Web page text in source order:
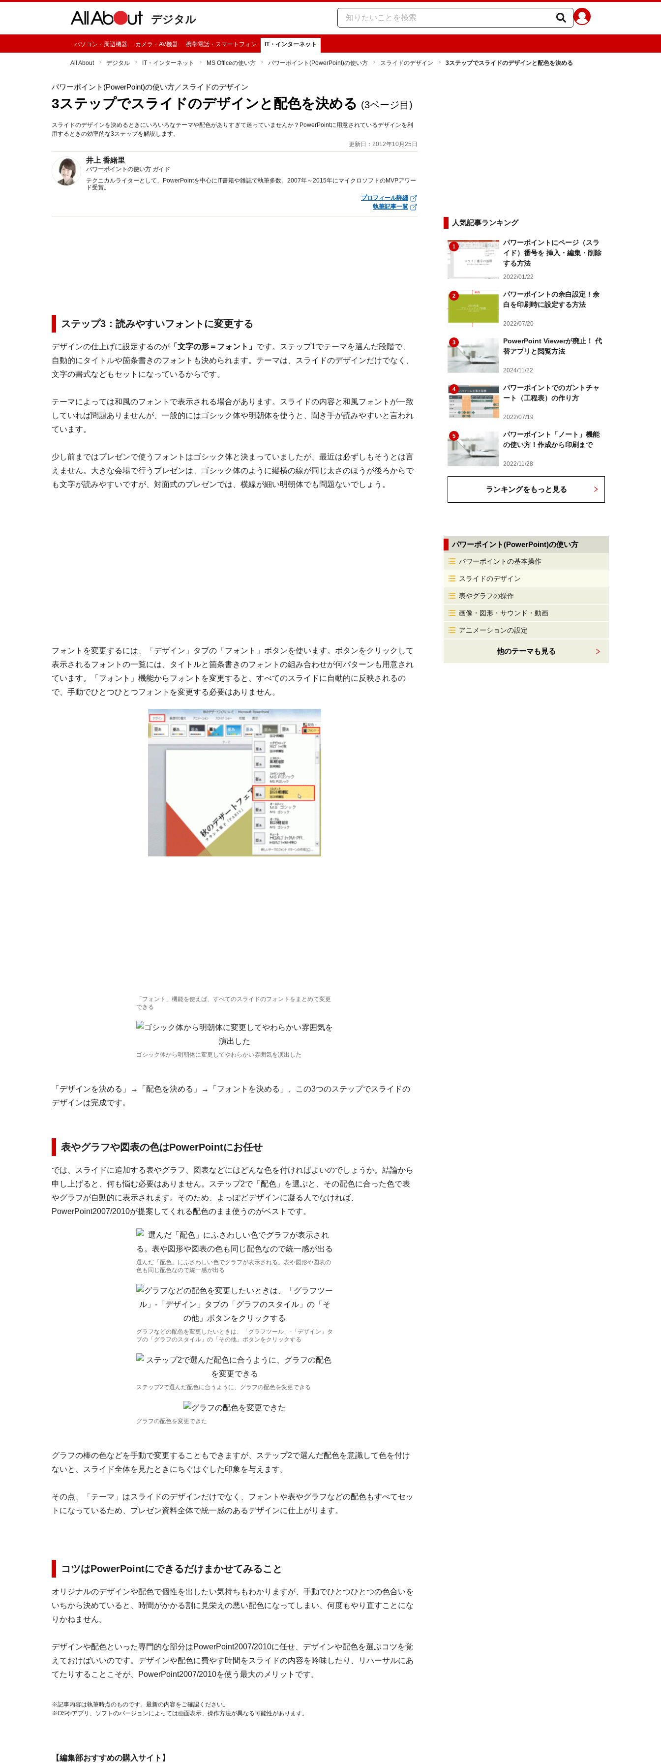
デジタル
パソコン・周辺機器 カメラ・AV機器 携帯電話・スマートフォン IT・インターネット
All About デジタル IT・インターネット MS Officeの使い方 パワーポイント(PowerPoint)の使い方 スライドのデザイン 3ステップでスライドのデザインと配色を決める
パワーポイント(PowerPoint)の使い方／スライドのデザイン
3ステップでスライドのデザインと配色を決める (3ページ目)
スライドのデザインを決めるときにいろいろなテーマや配色がありすぎて迷っていませんか？PowerPointに用意されているデザインを利
用するときの効率的な3ステップを解説します。
更新日：2012年10月25日
井上 香緒里
パワーポイントの使い方 ガイド
テクニカルライターとして、PowerPointを中心にIT書籍や雑誌で執筆多数。2007年～2015年にマイクロソフトのMVPアワー
ド受賞。
プロフィール詳細
執筆記事一覧
ステップ3：読みやすいフォントに変更する
デザインの仕上げに設定するのが 「文字の形＝フォント」 です。ステップ1でテーマを選んだ段階で、
自動的にタイトルや箇条書きのフォントも決められます。テーマは、スライドのデザインだけでなく、
文字の書式などもセットになっているからです。
テーマによっては和風のフォントで表示される場合があります。スライドの内容と和風フォントが一致
していれば問題ありませんが、一般的にはゴシック体や明朝体を使うと、聞き手が読みやすいと言われ
ています。
少し前まではプレゼンで使うフォントはゴシック体と決まっていましたが、最近は必ずしもそうとは言
えません。大きな会場で行うプレゼンは、ゴシック体のように縦横の線が同じ太さのほうが後ろからで
も文字が読みやすいですが、対面式のプレゼンでは、横線が細い明朝体でも問題ないでしょう。
フォントを変更するには、「デザイン」タブの「フォント」ボタンを使います。ボタンをクリックして
表示されるフォントの一覧には、タイトルと箇条書きのフォントの組み合わせが何パターンも用意され
ています。「フォント」機能からフォントを変更すると、すべてのスライドに自動的に反映されるの
で、手動でひとつひとつフォントを変更する必要はありません。
「フォント」機能を使えば、すべてのスライドのフォントをまとめて変更
できる
ゴシック体から明朝体に変更してやわらかい雰囲気を演出した
「デザインを決める」→「配色を決める」→「フォントを決める」、この3つのステップでスライドの
デザインは完成です。
表やグラフや図表の色はPowerPointにお任せ
では、スライドに追加する表やグラフ、図表などにはどんな色を付ければよいのでしょうか。結論から
申し上げると、何も悩む必要はありません。ステップ2で「配色」を選ぶと、その配色に合った色で表
やグラフが自動的に表示されます。そのため、よっぽどデザインに凝る人でなければ、
PowerPoint2007/2010が提案してくれる配色のまま使うのがベストです。
選んだ「配色」にふさわしい色でグラフが表示される。表や図形や図表の
色も同じ配色なので統一感が出る
グラフなどの配色を変更したいときは、「グラフツール」-「デザイン」タ
ブの「グラフのスタイル」の「その他」ボタンをクリックする
ステップ2で選んだ配色に合うように、グラフの配色を変更できる
グラフの配色を変更できた
グラフの棒の色などを手動で変更することもできますが、ステップ2で選んだ配色を意識して色を付け
ないと、スライド全体を見たときにちぐはぐした印象を与えます。
その点、「テーマ」はスライドのデザインだけでなく、フォントや表やグラフなどの配色もすべてセッ
トになっているため、プレゼン資料全体で統一感のあるデザインに仕上がります。
コツはPowerPointにできるだけまかせてみること
オリジナルのデザインや配色で個性を出したい気持ちもわかりますが、手動でひとつひとつの色合いを
いちから決めていると、時間がかかる割に見栄えの悪い配色になってしまい、何度もやり直すことにな
りかねません。
デザインや配色といった専門的な部分はPowerPoint2007/2010に任せ、デザインや配色を選ぶコツを覚
えておけばいいのです。デザインや配色に費やす時間をスライドの内容を吟味したり、リハーサルにあ
てたりすることこそが、PowerPoint2007/2010を使う最大のメリットです。
※記事内容は執筆時点のものです。最新の内容をご確認ください。
※OSやアプリ、ソフトのバージョンによっては画面表示、操作方法が異なる可能性があります。
【編集部おすすめの購入サイト】
人気記事ランキング
1
パワーポイントにページ（スラ
イド）番号を 挿入・編集・削除
する方法
2022/01/22
2
パワーポイントの余白設定！余
白を印刷時に設定する方法
2022/07/20
3
PowerPoint Viewerが廃止！ 代
替アプリと閲覧方法
2024/11/22
4
パワーポイントでのガントチャ
ート（工程表）の作り方
2022/07/19
5
パワーポイント「ノート」機能
の使い方！作成から印刷まで
2022/11/28
ランキングをもっと見る
パワーポイント(PowerPoint)の使い方
パワーポイントの基本操作
スライドのデザイン
表やグラフの操作
画像・図形・サウンド・動画
アニメーションの設定
他のテーマも見る